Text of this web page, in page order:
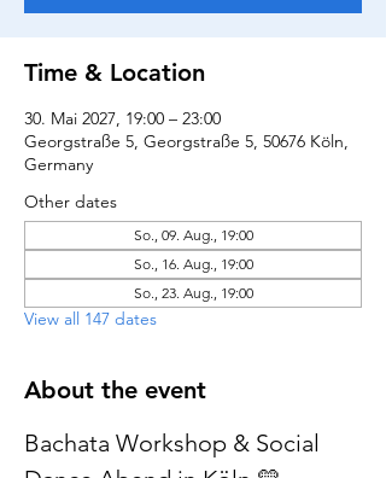
Time & Location
30. Mai 2027, 19:00 – 23:00
Georgstraße 5, Georgstraße 5, 50676 Köln,
Germany
Other dates
So., 09. Aug., 19:00
So., 16. Aug., 19:00
So., 23. Aug., 19:00
View all 147 dates
About the event
Bachata Workshop & Social